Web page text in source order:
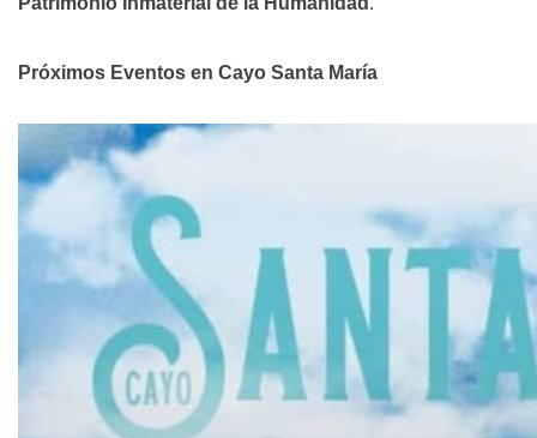
Próximos Eventos en Cayo Santa María